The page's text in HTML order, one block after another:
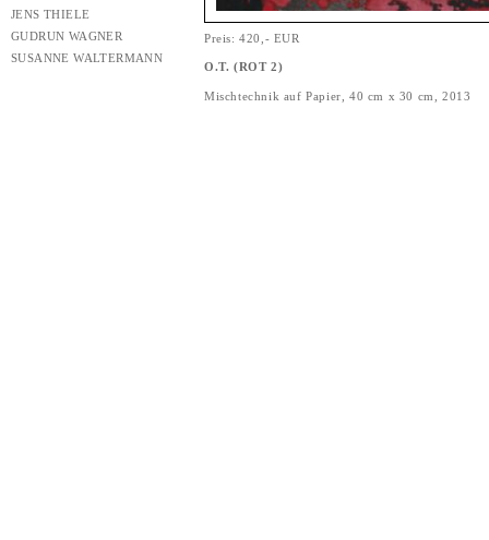
JENS THIELE
GUDRUN WAGNER
SUSANNE WALTERMANN
Preis: 420,- EUR
O.T. (ROT 2)
Mischtechnik auf Papier, 40 cm x 30 cm, 2013